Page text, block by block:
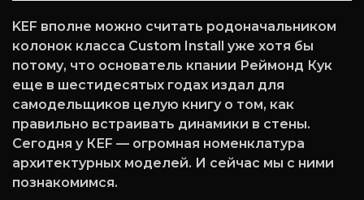
KEF вполне можно считать родоначальником
колонок класса Custom Install уже хотя бы
потому, что основатель кпании Реймонд Кук
еще в шестидесятых годах издал для
самодельщиков целую книгу о том, как
правильно встраивать динамики в стены.
Сегодня у КЕF — огромная номенклатура
архитектурных моделей. И сейчас мы с ними
познакомимся.